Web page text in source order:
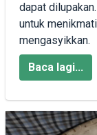
dapat
untuk
mengasyikkan.
Baca lagi...